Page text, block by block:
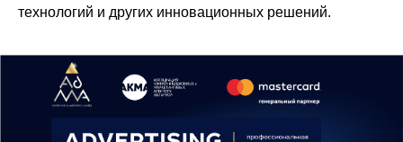
технологий и других инновационных решений.